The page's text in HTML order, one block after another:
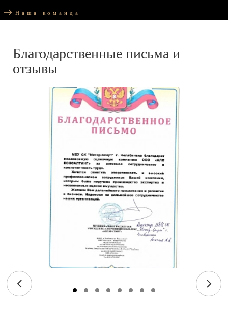
Наша команда
Благодарственные письма и
отзывы